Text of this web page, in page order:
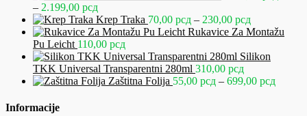
2.340,00 рсд
750,00
– 2.199,00 рсдRaspon
cena:
od
2.160,00 рсд
do
2.199,00 рсд
Krep Traka 70,00 рсд – 230,00 рсдRaspon
cena:
70,00 рсд
230,00 рсд
Rukavice Za Montažu
Pu Leicht 110,00 рсд
Silikon
TKK Universal Transparentni 280ml 310,00 рсд
Zaštitna Folija 55,00 рсд – 699,00 рсдRaspon
Informacije